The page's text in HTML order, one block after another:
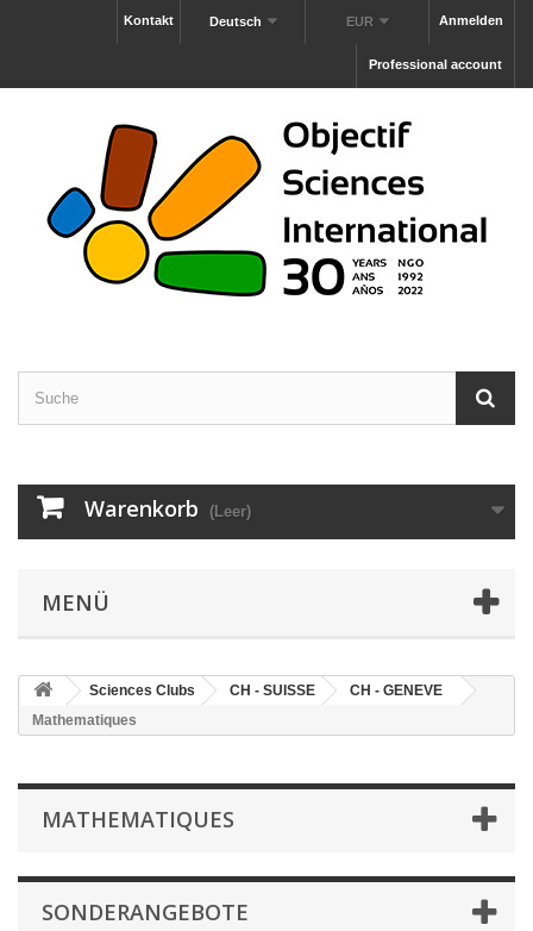
Anmelden
EUR
Deutsch
Kontakt
Professional account
Warenkorb (Leer)
MENÜ
Sciences Clubs CH - SUISSE
CH - GENEVE
Mathematiques
MATHEMATIQUES
SONDERANGEBOTE